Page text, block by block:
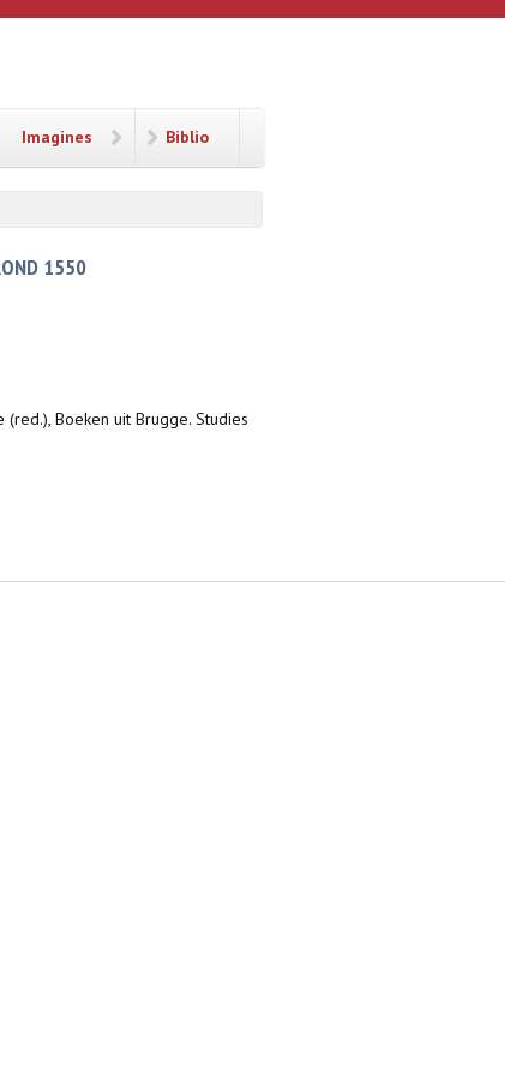
Imagines Biblio
1550
(red.), Boeken uit Brugge. Studies